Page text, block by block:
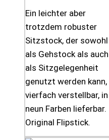
Ein leichter aber
trotzdem robuster
Sitzstock, der sowohl
als Gehstock als auch
als Sitzgelegenheit
genutzt werden kann,
vierfach verstellbar, in
neun Farben lieferbar.
Original Flipstick.